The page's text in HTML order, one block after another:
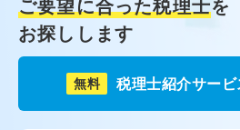
ご要望に合った税理士を
お探しします
無料 税理士紹介サー